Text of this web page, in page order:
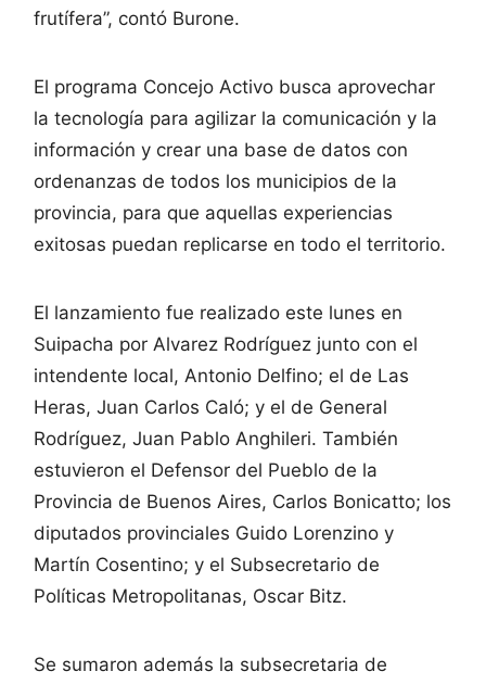
frutífera”, contó Burone.
El programa Concejo Activo busca aprovechar
la tecnología para agilizar la comunicación y la
información y crear una base de datos con
ordenanzas de todos los municipios de la
provincia, para que aquellas experiencias
exitosas puedan replicarse en todo el territorio.
El lanzamiento fue realizado este lunes en
Suipacha por Alvarez Rodríguez junto con el
intendente local, Antonio Delfino; el de Las
Heras, Juan Carlos Caló; y el de General
Rodríguez, Juan Pablo Anghileri. También
estuvieron el Defensor del Pueblo de la
Provincia de Buenos Aires, Carlos Bonicatto; los
diputados provinciales Guido Lorenzino y
Martín Cosentino; y el Subsecretario de
Políticas Metropolitanas, Oscar Bitz.
Se sumaron además la subsecretaria de